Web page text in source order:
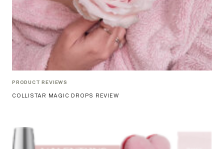
PRODUCT REVIEWS
COLLISTAR MAGIC DROPS REVIEW